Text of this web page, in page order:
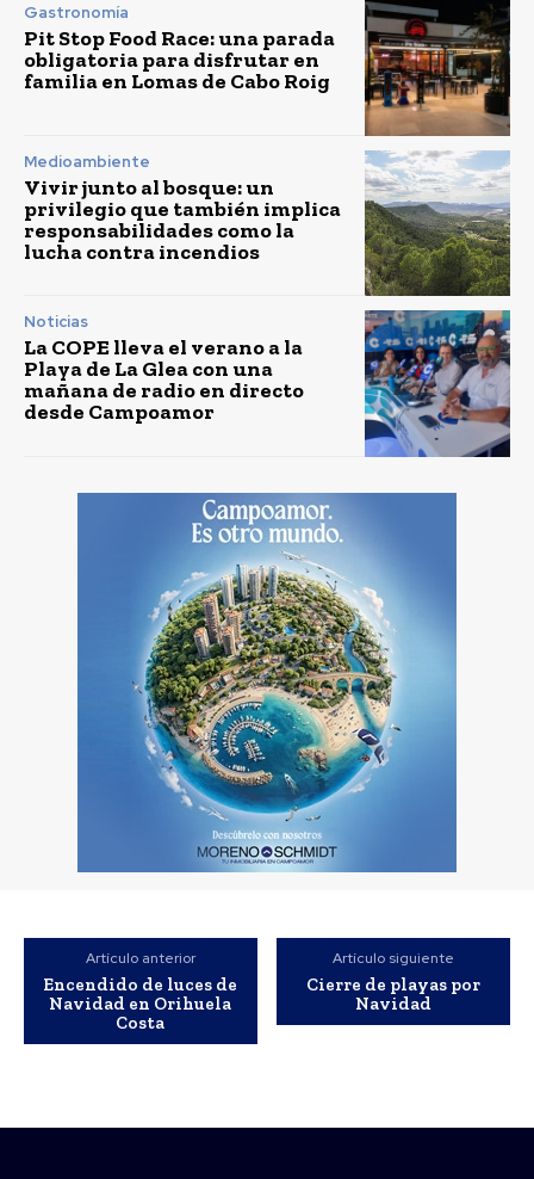
Gastronomía
Pit Stop Food Race: una parada
obligatoria para disfrutar en
familia en Lomas de Cabo Roig
Medioambiente
Vivir junto al bosque: un
privilegio que también implica
responsabilidades como la
lucha contra incendios
Noticias
La COPE lleva el verano a la
Playa de La Glea con una
mañana de radio en directo
desde Campoamor
Artículo anterior
Encendido de luces de
Navidad en Orihuela
Costa
Artículo siguiente
Cierre de playas por
Navidad